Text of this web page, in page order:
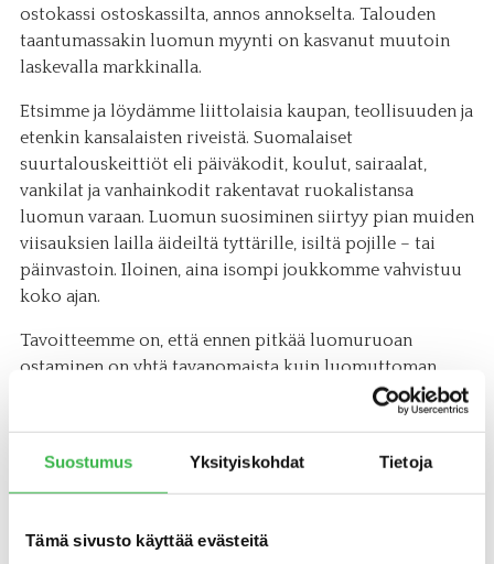
Suostumus Yksityiskohdat Tietoja
Tämä sivusto käyttää evästeitä
ostokassi ostoskassilta, annos annokselta. Talouden
taantumassakin luomun myynti on kasvanut muutoin
laskevalla markkinalla.
Etsimme ja löydämme liittolaisia kaupan, teollisuuden ja
etenkin kansalaisten riveistä. Suomalaiset
suurtalouskeittiöt eli päiväkodit, koulut, sairaalat,
vankilat ja vanhainkodit rakentavat ruokalistansa
luomun varaan. Luomun suosiminen siirtyy pian muiden
viisauksien lailla äideiltä tyttärille, isiltä pojille – tai
päinvastoin. Iloinen, aina isompi joukkomme vahvistuu
koko ajan.
Tavoitteemme on, että ennen pitkää luomuruoan
ostaminen on yhtä tavanomaista kuin luomuttoman
ruoan ostaminen. Luomu on sitä tavallisinta ruokaa.
Iloisen joukon valinta.
Manner-Suomen maaseudun kehittämisohjelma on